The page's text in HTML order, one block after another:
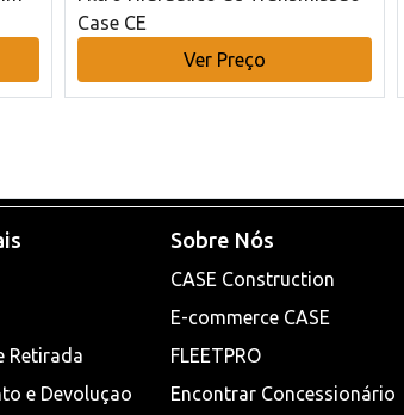
Case CE
Ver Preço
Retirada
e Devoluçao
Sobre Nós
CASE Construction
E-commerce CASE
FLEETPRO
Encontrar Concessionário